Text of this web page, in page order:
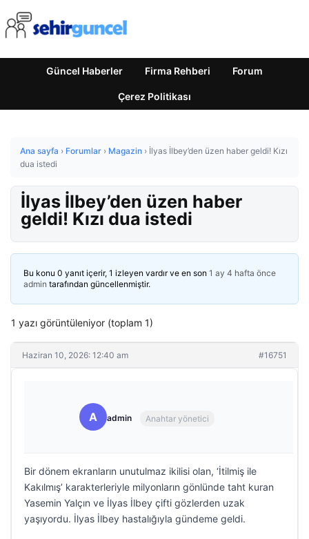
Güncel Haberler Firma Rehberi Forum
Çerez Politikası
Ana sayfa › Forumlar › Magazin › İlyas İlbey’den üzen haber geldi! Kızı
dua istedi
İlyas İlbey’den üzen haber
geldi! Kızı dua istedi
Bu konu 0 yanıt içerir, 1 izleyen vardır ve en son 1 ay 4 hafta önce
admin tarafından güncellenmiştir.
1 yazı görüntüleniyor (toplam 1)
Haziran 10, 2026: 12:40 am #16751
A admin Anahtar yönetici
Bir dönem ekranların unutulmaz ikilisi olan, ‘İtilmiş ile
Kakılmış’ karakterleriyle milyonların gönlünde taht kuran
Yasemin Yalçın ve İlyas İlbey çifti gözlerden uzak
yaşıyordu. İlyas İlbey hastalığıyla gündeme geldi.